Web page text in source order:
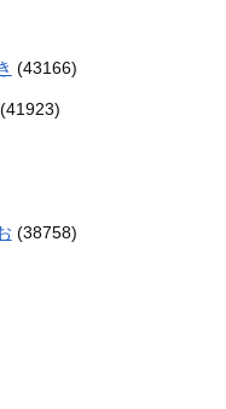
(43166)
(38758)